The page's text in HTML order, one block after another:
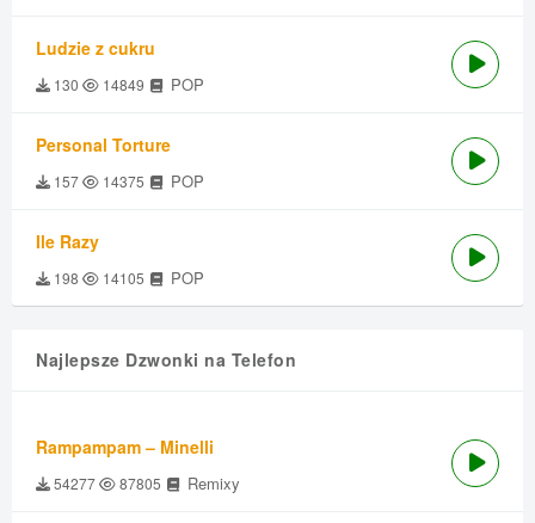
Ludzie z cukru
130 14849 POP
Personal Torture
157 14375 POP
Ile Razy
198 14105 POP
Najlepsze Dzwonki na Telefon
Rampampam – Minelli
54277 87805 Remixy